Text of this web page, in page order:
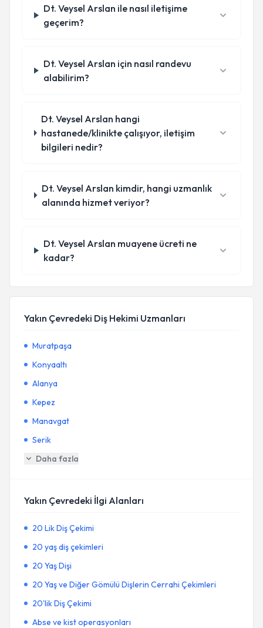
Dt. Veysel Arslan ile nasıl iletişime
geçerim?
Dt. Veysel Arslan için nasıl randevu
alabilirim?
Dt. Veysel Arslan hangi
hastanede/klinikte çalışıyor, iletişim
bilgileri nedir?
Dt. Veysel Arslan kimdir, hangi uzmanlık
alanında hizmet veriyor?
Dt. Veysel Arslan muayene ücreti ne
kadar?
Yakın Çevredeki Diş Hekimi Uzmanları
Muratpaşa
Konyaaltı
Alanya
Kepez
Manavgat
Serik
Daha fazla
Yakın Çevredeki İlgi Alanları
20 Lik Diş Çekimi
20 yaş diş çekimleri
20 Yaş Dişi
20 Yaş ve Diğer Gömülü Dişlerin Cerrahi Çekimleri
20'lik Diş Çekimi
Abse ve kist operasyonları